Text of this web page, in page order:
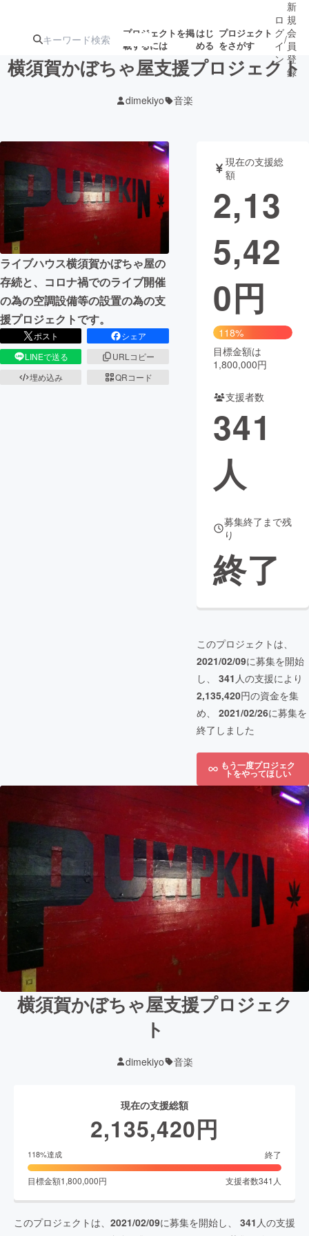
プロジェクトを掲
載するには
はじ
める
プロジェクト
をさがす
アート・写真
テクノロジー・ガジェット ゲーム・サ
映像・映画 書籍・雑誌
ビジネス・起業 チャレンジ
まちづくり・地域活性化
CAMPFIRE for Social Good
コミュニティ
ロ
グ
イ
ン
/
新
規
会
員
登
録
横須賀かぼちゃ屋支援プロジェクト
dimekiyo 音楽
ライブハウス横須賀かぼちゃ屋の
存続と、コロナ禍でのライブ開催
の為の空調設備等の設置の為の支
援プロジェクトです。
ポスト
シェア
LINEで送る
URLコピー
埋め込み
QRコード
現在の支援総
額
2,13
5,42
0円
118%
目標金額は
1,800,000円
支援者数
341
人
募集終了まで残
り
終了
このプロジェクトは、
2021/02/09に募集を開始
し、 341 人の支援により
2,135,420円の資金を集
め、 2021/02/26に募集を
終了しました
もう一度プロジェク
トをやってほしい
横須賀かぼちゃ屋支援プロジェク
ト
dimekiyo 音楽
現在の支援総額
2,135,420円
118%達成 終了
目標金額1,800,000円 支援者数341 人
このプロジェクトは、 2021/02/09に募集を開始し、 341 人の支援